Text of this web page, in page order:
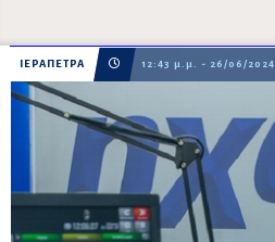
ΙΕΡΑΠΕΤΡΑ 12:43 μ.μ. - 26/06/2024